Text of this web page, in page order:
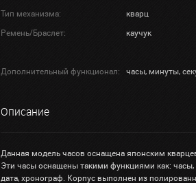
Тип механизма:
кварц
Ремень/Браслет:
каучук
Дополнительный функционал:
часы, минуты,
Описание
Данная модель часов оснащена японским
Эти часы оснащены такими функциями как:
дата, хронограф. Корпус выполнен из